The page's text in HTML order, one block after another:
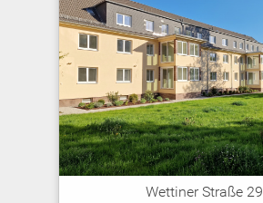
Wettiner Straße 29